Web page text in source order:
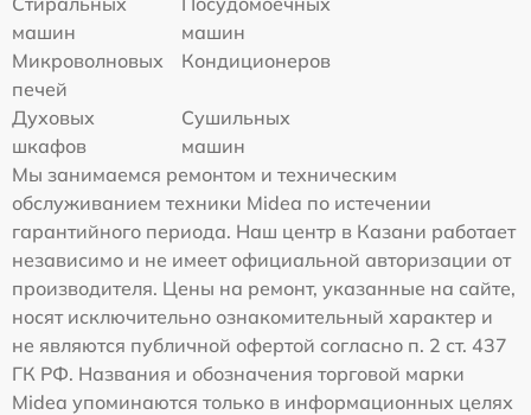
машин
машин
Микроволновых
печей
Кондиционеров
Духовых
шкафов
Сушильных
машин
Мы занимаемся ремонтом и техническим
обслуживанием техники Midea по истечении
гарантийного периода. Наш центр в Казани работает
независимо и не имеет официальной авторизации от
производителя. Цены на ремонт, указанные на сайте,
носят исключительно ознакомительный характер и
не являются публичной офертой согласно п. 2 ст. 437
ГК РФ. Названия и обозначения торговой марки
Midea упоминаются только в информационных целях